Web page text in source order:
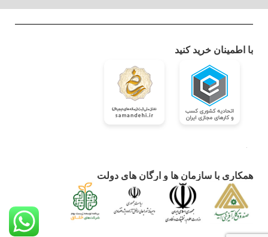
با اطمینان خرید کنید
همکاری با سازمان ها و ارگان های دولت